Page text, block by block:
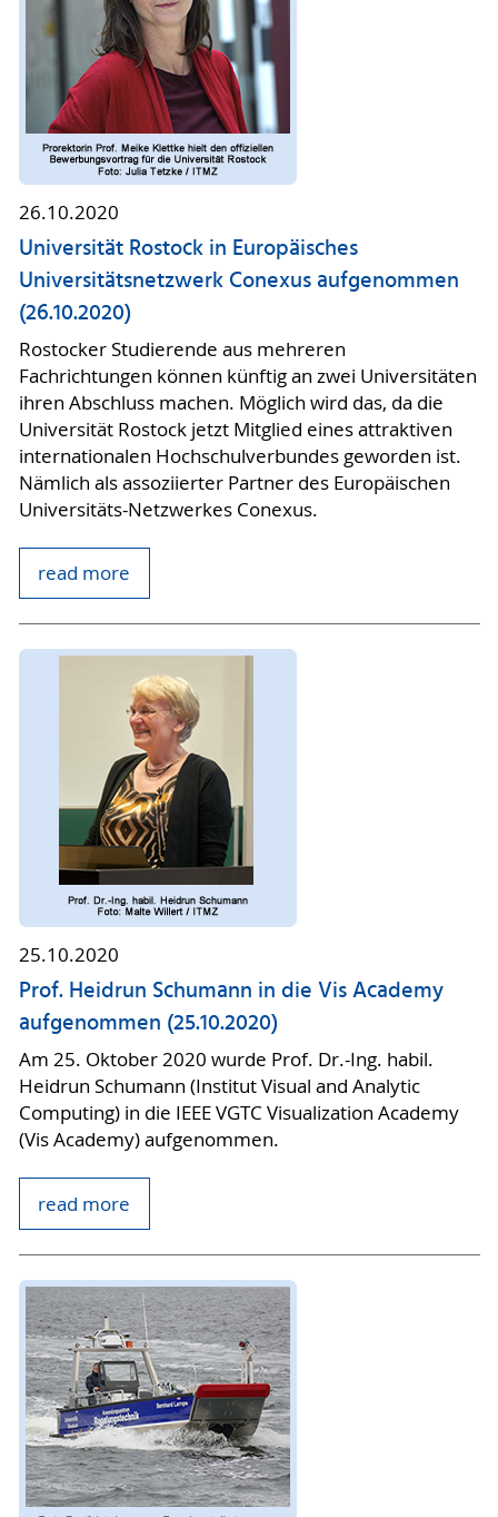
26.10.2020
Universität Rostock in Europäisches
Universitätsnetzwerk Conexus aufgenommen
(26.10.2020)
Rostocker Studierende aus mehreren
Fachrichtungen können künftig an zwei Universitäten
ihren Abschluss machen. Möglich wird das, da die
Universität Rostock jetzt Mitglied eines attraktiven
internationalen Hochschulverbundes geworden ist.
Nämlich als assoziierter Partner des Europäischen
Universitäts-Netzwerkes Conexus.
read more
25.10.2020
Prof. Heidrun Schumann in die Vis Academy
aufgenommen (25.10.2020)
Am 25. Oktober 2020 wurde Prof. Dr.-Ing. habil.
Heidrun Schumann (Institut Visual and Analytic
Computing) in die IEEE VGTC Visualization Academy
(Vis Academy) aufgenommen.
read more